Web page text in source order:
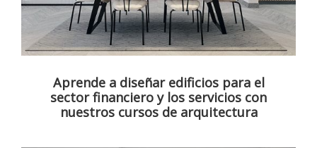
Aprende a diseñar edificios para el
sector financiero y los servicios con
nuestros cursos de arquitectura